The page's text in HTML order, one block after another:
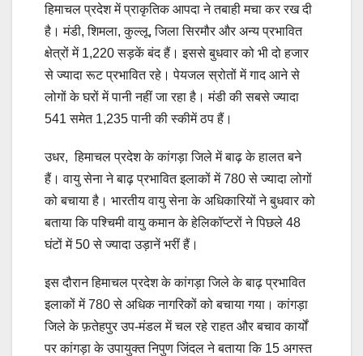
हिमाचल प्रदेश में प्राकृतिक आपदा ने तबाही मचा कर रख दी
है। मंडी, शिमला, कुल्लू, जिला सिरमौर और अन्य प्रभावित
क्षेत्रों में 1,220 सड़कें बंद हैं। इससे बुधवार को भी दो हजार
से ज्यादा रूट प्रभावित रहे। पेयजल स्रोतों में गाद आने से
लोगों के घरों में पानी नहीं जा रहा है। मंडी की सबसे ज्यादा
541 समेत 1,235 पानी की स्कीमें ठप हैं।
उधर, हिमाचल प्रदेश के कांगड़ा जिले में बाढ़ के हालत बने
हैं। वायु सेना ने बाढ़ प्रभावित इलाकों में 780 से ज्यादा लोगों
को बचाया है। भारतीय वायु सेना के अधिकारियों ने बुधवार को
बताया कि पश्चिमी वायु कमान के हेलिकॉप्टरों ने पिछले 48
घंटों में 50 से ज्यादा उड़ानें भरीं हैं।
इस दौरान हिमाचल प्रदेश के कांगड़ा जिले के बाढ़ प्रभावित
इलाकों में 780 से अधिक नागरिकों को बचाया गया। कांगड़ा
जिले के फ़तेहपुर उप-मंडल में चल रहे राहत और बचाव कार्यों
पर कांगड़ा के उपायुक्त निपुण जिंदल ने बताया कि 15 अगस्त